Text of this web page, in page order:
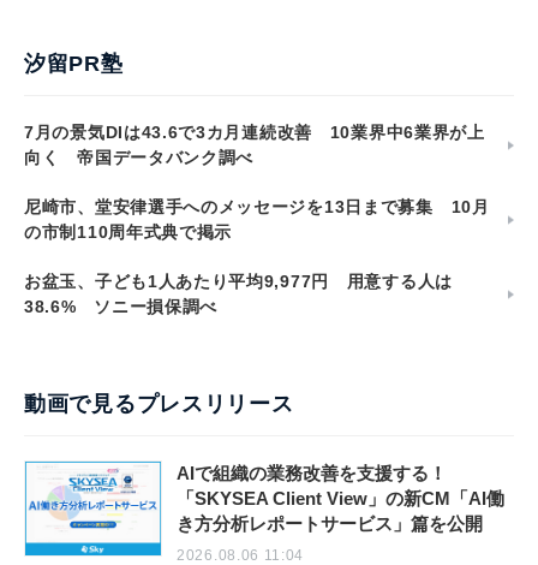
汐留PR塾
7月の景気DIは43.6で3カ月連続改善 10業界中6業界が上
向く 帝国データバンク調べ
尼崎市、堂安律選手へのメッセージを13日まで募集 10月
の市制110周年式典で掲示
お盆玉、子ども1人あたり平均9,977円 用意する人は
38.6% ソニー損保調べ
動画で見るプレスリリース
AIで組織の業務改善を支援する！
「SKYSEA Client View」の新CM「AI働
き方分析レポートサービス」篇を公開
2026.08.06 11:04